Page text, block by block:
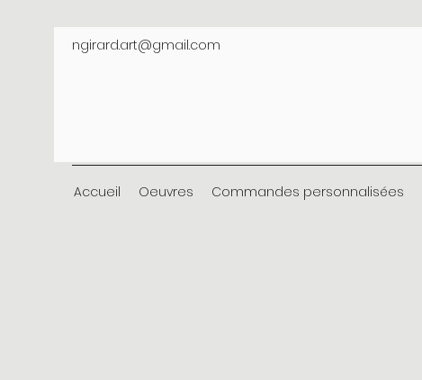
ngirard.art@gmail.com
Accueil Oeuvres Commandes personnalisées